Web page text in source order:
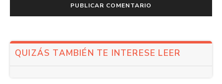
QUIZÁS TAMBIÉN TE INTERESE LEER